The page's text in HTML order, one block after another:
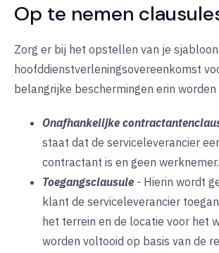
Op te nemen
Zorg er bij het opstellen van je
hoofddienstverleningsovereenkomst
belangrijke beschermingen erin
Onafhankelijke
staat dat de serviceleverancier
contractant is en geen werknemer.
Toegangsclausule - Hierin wordt
klant de serviceleverancier
het terrein en de locatie voor het
worden voltooid op basis van de